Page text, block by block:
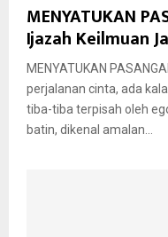
MENYATUKAN
Ijazah Keilmuan
MENYATUKAN
perjalanan cinta, ada
tiba-tiba terpisah oleh
batin, dikenal amalan...